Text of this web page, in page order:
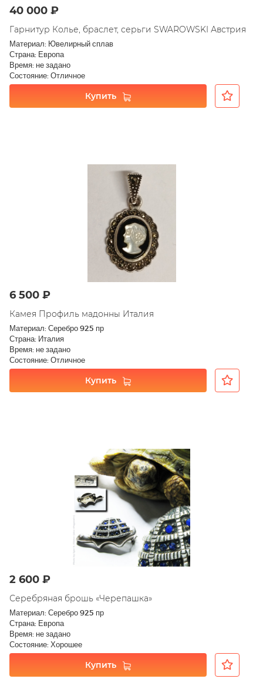
40 000 ₽
Гарнитур Колье, браслет, серьги SWAROWSKI Австрия
Материал: Ювелирный сплав
Страна: Европа
Время: не задано
Состояние: Отличное
Купить
6 500 ₽
Камея Профиль мадонны Италия
Материал: Серебро 925 пр
Страна: Италия
Время: не задано
Состояние: Отличное
Купить
2 600 ₽
Серебряная брошь «Черепашка»
Материал: Серебро 925 пр
Страна: Европа
Время: не задано
Состояние: Хорошее
Купить